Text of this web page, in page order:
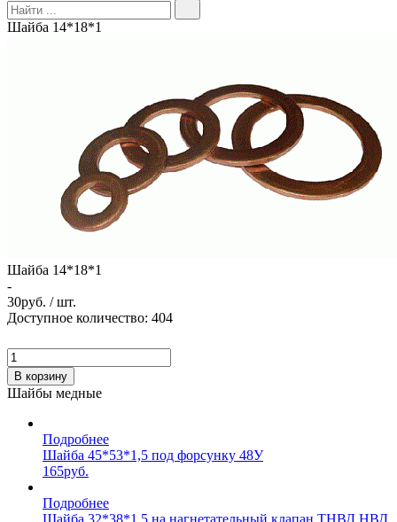
Шайба 14*18*1
Шайба 14*18*1
-
30руб. / шт.
Доступное количество: 404
В корзину
Шайбы медные
Подробнее
Шайба 45*53*1,5 под форсунку 48У
165руб.
Подробнее
Шайба 32*38*1,5 на нагнетательный клапан ТНВД НВД